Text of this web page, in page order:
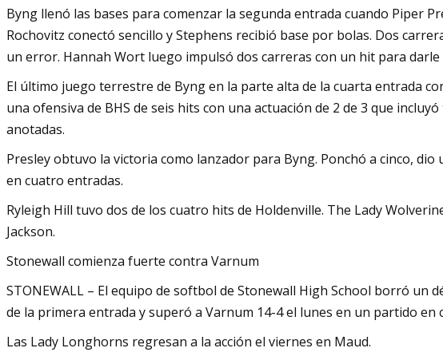
Byng llenó las bases para comenzar la segunda entrada cuando Piper
Rochovitz conectó sencillo y Stephens recibió base por bolas. Dos
un error. Hannah Wort luego impulsó dos carreras con un hit para darle
El último juego terrestre de Byng en la parte alta de la cuarta entrada
una ofensiva de BHS de seis hits con una actuación de 2 de 3 que
anotadas.
Presley obtuvo la victoria como lanzador para Byng. Ponchó a cinco,
en cuatro entradas.
Ryleigh Hill tuvo dos de los cuatro hits de Holdenville. The Lady
Jackson.
Stonewall comienza fuerte contra Varnum
STONEWALL – El equipo de softbol de Stonewall High School borró un
de la primera entrada y superó a Varnum 14-4 el lunes en un partido en
Las Lady Longhorns regresan a la acción el viernes en Maud.